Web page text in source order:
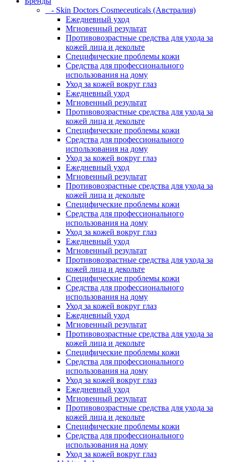
- Skin Doctors Cosmeceuticals (Австралия)
Ежедневный уход
Мгновенный результат
Противовозрастные средства для ухода за
кожей лица и декольте
Специфические проблемы кожи
Средства для профессионального
использования на дому
Уход за кожей вокруг глаз
Ежедневный уход
Мгновенный результат
Противовозрастные средства для ухода за
кожей лица и декольте
Специфические проблемы кожи
Средства для профессионального
использования на дому
Уход за кожей вокруг глаз
Ежедневный уход
Мгновенный результат
Противовозрастные средства для ухода за
кожей лица и декольте
Специфические проблемы кожи
Средства для профессионального
использования на дому
Уход за кожей вокруг глаз
Ежедневный уход
Мгновенный результат
Противовозрастные средства для ухода за
кожей лица и декольте
Специфические проблемы кожи
Средства для профессионального
использования на дому
Уход за кожей вокруг глаз
Ежедневный уход
Мгновенный результат
Противовозрастные средства для ухода за
кожей лица и декольте
Специфические проблемы кожи
Средства для профессионального
использования на дому
Уход за кожей вокруг глаз
Ежедневный уход
Мгновенный результат
Противовозрастные средства для ухода за
кожей лица и декольте
Специфические проблемы кожи
Средства для профессионального
использования на дому
Уход за кожей вокруг глаз